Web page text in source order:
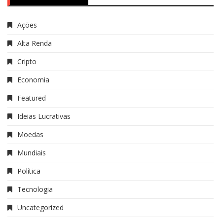
Ações
Alta Renda
Cripto
Economia
Featured
Ideias Lucrativas
Moedas
Mundiais
Política
Tecnologia
Uncategorized